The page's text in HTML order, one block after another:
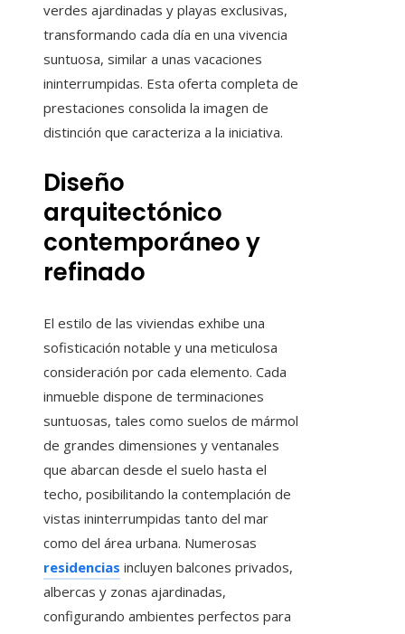
verdes ajardinadas y playas exclusivas,
transformando cada día en una vivencia
suntuosa, similar a unas vacaciones
ininterrumpidas. Esta oferta completa de
prestaciones consolida la imagen de
distinción que caracteriza a la iniciativa.
Diseño
arquitectónico
contemporáneo y
refinado
El estilo de las viviendas exhibe una
sofisticación notable y una meticulosa
consideración por cada elemento. Cada
inmueble dispone de terminaciones
suntuosas, tales como suelos de mármol
de grandes dimensiones y ventanales
que abarcan desde el suelo hasta el
techo, posibilitando la contemplación de
vistas ininterrumpidas tanto del mar
como del área urbana. Numerosas
residencias incluyen balcones privados,
albercas y zonas ajardinadas,
configurando ambientes perfectos para